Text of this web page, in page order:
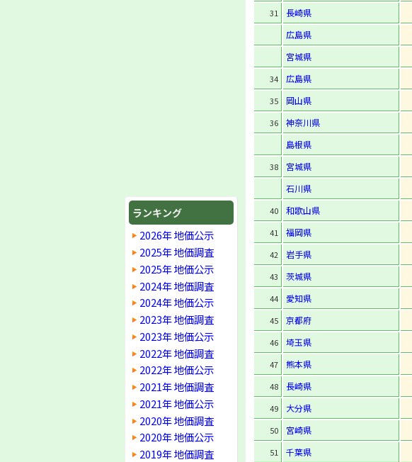
ランキング
2026年 地価公示
2025年 地価調査
2025年 地価公示
2024年 地価調査
2024年 地価公示
2023年 地価調査
2023年 地価公示
2022年 地価調査
2022年 地価公示
2021年 地価調査
2021年 地価公示
2020年 地価調査
2020年 地価公示
2019年 地価調査
31 長崎県
広島県
宮城県
34 広島県
35 岡山県
36 神奈川県
島根県
38 宮城県
石川県
40 和歌山県
41 福岡県
42 岩手県
43 茨城県
44 愛知県
45 京都府
46 埼玉県
47 熊本県
48 長崎県
49 大分県
50 宮崎県
51 千葉県